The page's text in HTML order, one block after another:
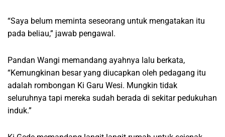
“Saya belum meminta seseorang untuk mengatakan itu
pada beliau,” jawab pengawal.
Pandan Wangi memandang ayahnya lalu berkata,
“Kemungkinan besar yang diucapkan oleh pedagang itu
adalah rombongan Ki Garu Wesi. Mungkin tidak
seluruhnya tapi mereka sudah berada di sekitar pedukuhan
induk.”